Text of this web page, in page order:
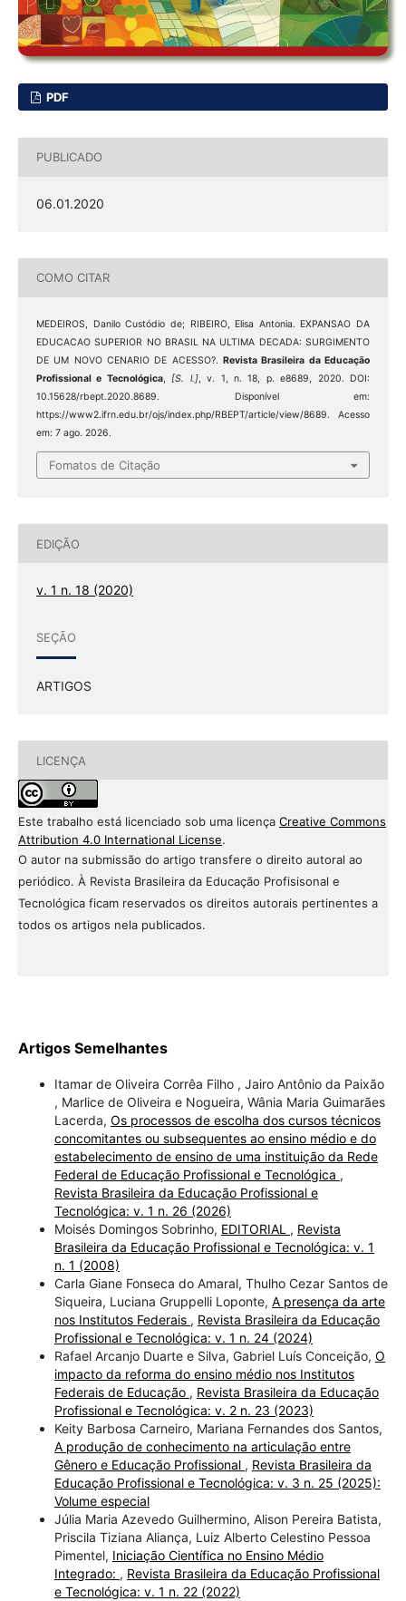
PDF
PUBLICADO
06.01.2020
COMO CITAR
MEDEIROS, Danilo Custódio de; RIBEIRO, Elisa Antonia. EXPANSAO DA
EDUCACAO SUPERIOR NO BRASIL NA ULTIMA DECADA: SURGIMENTO
DE UM NOVO CENARIO DE ACESSO?.Revista Brasileira da Educação
Profissional e Tecnológica,[S. l.], v. 1, n. 18, p. e8689, 2020. DOI:
10.15628/rbept.2020.8689. Disponível em:
https://www2.ifrn.edu.br/ojs/index.php/RBEPT/article/view/8689. Acesso
em: 7 ago. 2026.
Fomatos de Citação
EDIÇÃO
v. 1 n. 18 (2020)
SEÇÃO
ARTIGOS
LICENÇA
Este trabalho está licenciado sob uma licença Creative Commons
Attribution 4.0 International License.
O autor na submissão do artigo transfere o direito autoral ao
periódico. À Revista Brasileira da Educação Profisisonal e
Tecnológica ficam reservados os direitos autorais pertinentes a
todos os artigos nela publicados.
Artigos Semelhantes
Itamar de Oliveira Corrêa Filho , Jairo Antônio da Paixão
, Marlice de Oliveira e Nogueira, Wânia Maria Guimarães
Lacerda, Os processos de escolha dos cursos técnicos
concomitantes ou subsequentes ao ensino médio e do
estabelecimento de ensino de uma instituição da Rede
Federal de Educação Profissional e Tecnológica ,
Revista Brasileira da Educação Profissional e
Tecnológica: v. 1 n. 26 (2026)
Moisés Domingos Sobrinho, EDITORIAL , Revista
Brasileira da Educação Profissional e Tecnológica: v. 1
n. 1 (2008)
Carla Giane Fonseca do Amaral, Thulho Cezar Santos de
Siqueira, Luciana Gruppelli Loponte, A presença da arte
nos Institutos Federais , Revista Brasileira da Educação
Profissional e Tecnológica: v. 1 n. 24 (2024)
Rafael Arcanjo Duarte e Silva, Gabriel Luís Conceição, O
impacto da reforma do ensino médio nos Institutos
Federais de Educação , Revista Brasileira da Educação
Profissional e Tecnológica: v. 2 n. 23 (2023)
Keity Barbosa Carneiro, Mariana Fernandes dos Santos,
A produção de conhecimento na articulação entre
Gênero e Educação Profissional , Revista Brasileira da
Educação Profissional e Tecnológica: v. 3 n. 25 (2025):
Volume especial
Júlia Maria Azevedo Guilhermino, Alison Pereira Batista,
Priscila Tiziana Aliança, Luiz Alberto Celestino Pessoa
Pimentel, Iniciação Científica no Ensino Médio
Integrado: , Revista Brasileira da Educação Profissional
e Tecnológica: v. 1 n. 22 (2022)